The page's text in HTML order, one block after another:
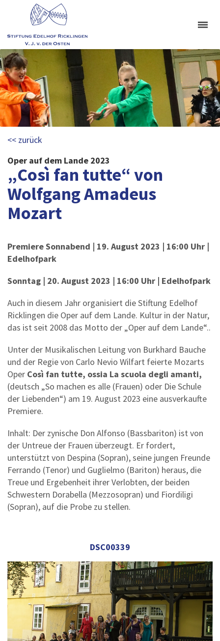
<< zurück
Oper auf dem Lande 2023
„Così fan tutte“ von
Wolfgang Amadeus
Mozart
Premiere Sonnabend | 19. August 2023 | 16:00 Uhr |
Edelhofpark
Sonntag | 20. August 2023 | 16:00 Uhr | Edelhofpark
Auch in diesem Jahr organisiert die Stiftung Edelhof
Ricklingen die Oper auf dem Lande. Kultur in der Natur,
das ist seit 2008 das Motto der „Oper auf dem Lande“..
Unter der Musikalischen Leitung von Burkhard Bauche
und der Regie von Carlo Nevio Wilfart feierte Mozarts
Oper Così fan tutte, ossia La scuola degli amanti,
(deutsch „So machen es alle (Frauen) oder Die Schule
der Liebenden“) am 19. August 2023 eine ausverkaufte
Premiere.
Inhalt: Der zynische Don Alfonso (Bassbariton) ist von
der Untreue der Frauen überzeugt. Er fordert,
unterstützt von Despina (Sopran), seine jungen Freunde
Ferrando (Tenor) und Guglielmo (Bariton) heraus, die
Treue und Ergebenheit ihrer Verlobten, der beiden
Schwestern Dorabella (Mezzosopran) und Fiordiligi
(Sopran), auf die Probe zu stellen.
DSC00339